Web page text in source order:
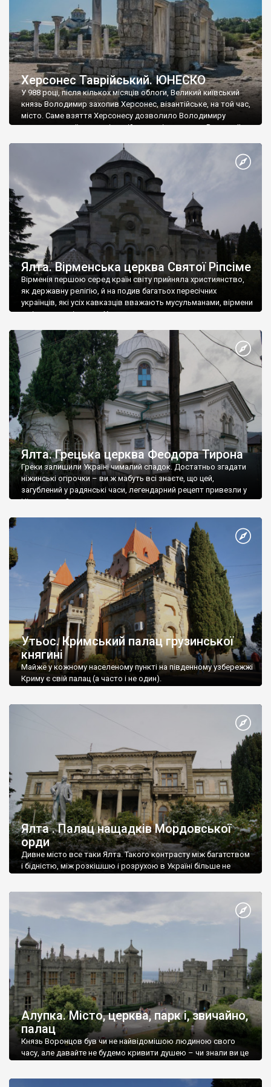
Херсонес Таврійський. ЮНЕСКО
У 988 році, після кількох місяців облоги, Великий київський
князь Володимир захопив Херсонес, візантійське, на той час,
місто. Саме взяття Херсонесу дозволило Володимиру
диктувати свої умови візантійському імператору Василю ІІ, та
Херсонесі Володимир-язичник, став Василем-християнином.
А потім було Хрещення Русі. На честь Херсонесу Таврійського
Ялта. Вірменська церква Святої Ріпсіме
Вірменія першою серед країн світу прийняла християнство,
як державну релігію, й на подив багатьох пересічних
українців, які усіх кавказців вважають мусульманами, вірмени
є відданими вірянами Христа
Ялта. Грецька церква Феодора Тирона
Греки залишили Україні чималий спадок. Достатньо згадати
ніжинські огірочки – ви ж мабуть всі знаєте, що цей,
загублений у радянські часи, легендарний рецепт привезли у
Ніжин греки?
Утьос. Кримський палац грузинської
княгині
Майже у кожному населеному пункті на південному узбережжі
Криму є свій палац (а часто і не один).
Ялта . Палац нащадків Мордовської
орди
Дивне місто все таки Ялта. Такого контрасту між багатством
і бідністю, між розкішшю і розрухою в Україні більше не
Алупка. Місто, церква, парк і, звичайно,
палац
Князь Воронцов був чи не найвідомішою людиною свого
часу, але давайте не будемо кривити душею – чи знали ви це